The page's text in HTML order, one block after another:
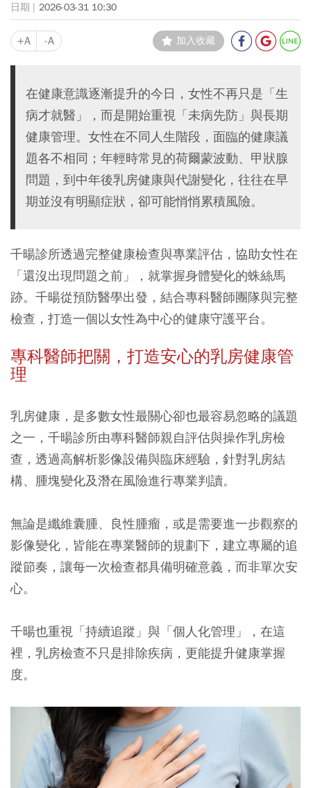
2026-03-31 10:30
+A -A 加入收藏
在健康意識逐漸提升的今日，女性不再只是「生
病才就醫」，而是開始重視「未病先防」與長期
健康管理。女性在不同人生階段，面臨的健康議
題各不相同；年輕時常見的荷爾蒙波動、甲狀腺
問題，到中年後乳房健康與代謝變化，往往在早
期並沒有明顯症狀，卻可能悄悄累積風險。
千暘診所透過完整健康檢查與專業評估，協助女性在
「還沒出現問題之前」，就掌握身體變化的蛛絲馬
跡。千暘從預防醫學出發，結合專科醫師團隊與完整
檢查，打造一個以女性為中心的健康守護平台。
專科醫師把關，打造安心的乳房健康管
理
乳房健康，是多數女性最關心卻也最容易忽略的議題
之一，千暘診所由專科醫師親自評估與操作乳房檢
查，透過高解析影像設備與臨床經驗，針對乳房結
構、腫塊變化及潛在風險進行專業判讀。
無論是纖維囊腫、良性腫瘤，或是需要進一步觀察的
影像變化，皆能在專業醫師的規劃下，建立專屬的追
蹤節奏，讓每一次檢查都具備明確意義，而非單次安
心。
千暘也重視「持續追蹤」與「個人化管理」，在這
裡，乳房檢查不只是排除疾病，更能提升健康掌握
度。